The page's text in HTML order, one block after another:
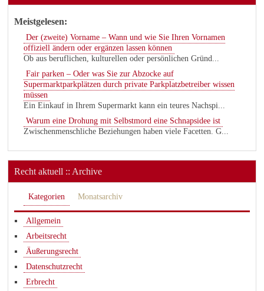
Meistgelesen:
Der (zweite) Vorname – Wann und wie Sie Ihren Vornamen
offiziell ändern oder ergänzen lassen können
Ob aus beruflichen, kulturellen oder persönlichen Gründ...
Fair parken – Oder was Sie zur Abzocke auf
Supermarktparkplätzen durch private Parkplatzbetreiber wissen
müssen
Ein Einkauf in Ihrem Supermarkt kann ein teures Nachspi...
Warum eine Drohung mit Selbstmord eine Schnapsidee ist
Zwischenmenschliche Beziehungen haben viele Facetten. G...
Recht aktuell :: Archive
Kategorien Monatsarchiv
Allgemein
Arbeitsrecht
Äußerungsrecht
Datenschutzrecht
Erbrecht